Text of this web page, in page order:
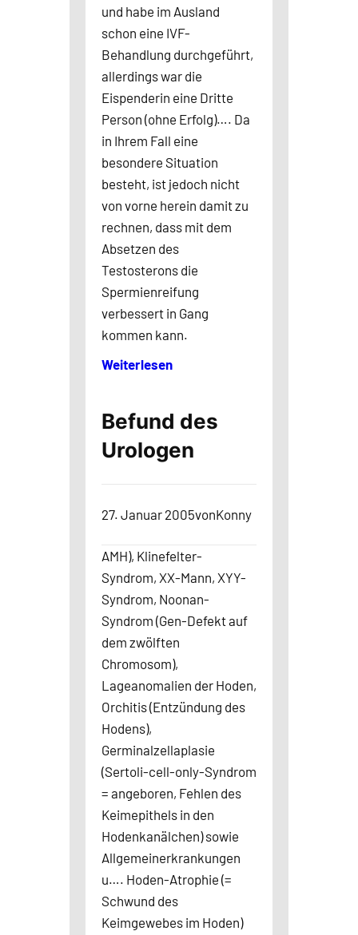
und habe im Ausland
schon eine IVF-
Behandlung durchgeführt,
allerdings war die
Eispenderin eine Dritte
Person (ohne Erfolg)…. Da
in Ihrem Fall eine
besondere Situation
besteht, ist jedoch nicht
von vorne herein damit zu
rechnen, dass mit dem
Absetzen des
Testosterons die
Spermienreifung
verbessert in Gang
kommen kann.
Weiterlesen
Befund des
Urologen
27. Januar 2005vonKonny
AMH), Klinefelter-
Syndrom, XX-Mann, XYY-
Syndrom, Noonan-
Syndrom (Gen-Defekt auf
dem zwölften
Chromosom),
Lageanomalien der Hoden,
Orchitis (Entzündung des
Hodens),
Germinalzellaplasie
(Sertoli-cell-only-Syndrom
= angeboren, Fehlen des
Keimepithels in den
Hodenkanälchen) sowie
Allgemeinerkrankungen
u…. Hoden-Atrophie (=
Schwund des
Keimgewebes im Hoden)